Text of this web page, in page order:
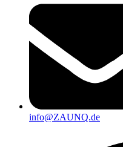
info@ZAUNQ.de